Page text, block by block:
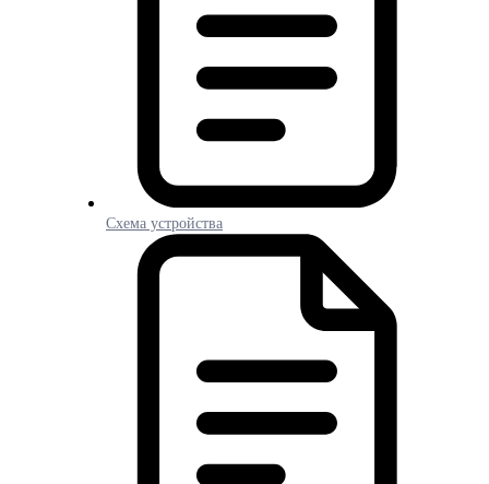
Схема устройства